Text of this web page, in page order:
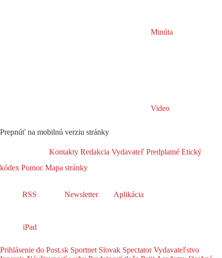
Minúta
Video
Prepnúť na mobilnú verziu stránky
Kontakty Redakcia Vydavateľ Predplatné Etický
kódex Pomoc Mapa stránky
RSS Newsletter Aplikácia
iPad
Prihlásenie do Post.sk SportnetSlovak SpectatorVydavateľstvo